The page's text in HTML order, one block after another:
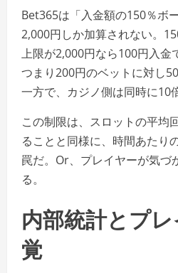
Bet365は「入金額の150％ボ
2,000円しか加算されない。
上限が2,000円なら100円入金
つまり200円のベットに対し
一方で、カジノ側は同時に10
この制限は、スロットの平均
ることと同様に、時間あたり
罠だ。Or、プレイヤーが気づ
る。
内部統計とプ
覚